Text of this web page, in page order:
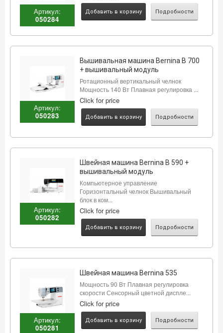
Артикул:
050284
Добавить в корзину Подробности
Артикул:
050283
Вышивальная машина Bernina B 700
+ вышивальный модуль
Ротационный вертикальный челнок
Мощность 140 Вт Плавная регулировка ...
Click for price
Добавить в корзину Подробности
Артикул:
050282
Швейная машина Bernina B 590 +
вышивальный модуль
Компьютерное управление
Горизонтальный челнок Вышивальный
блок в ком...
Click for price
Добавить в корзину Подробности
Артикул:
050281
Швейная машина Bernina 535
Мощность 90 Вт Плавная регулировка
скорости Сенсорный цветной диспле...
Click for price
Добавить в корзину Подробности